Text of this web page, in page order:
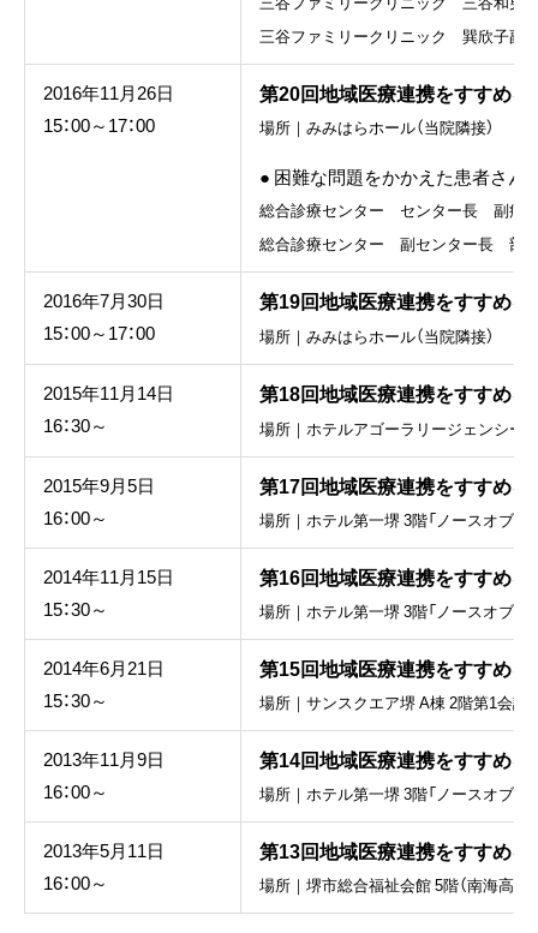
三谷ファミリークリニック 巽欣子副
2016年11月26日
15：00～17：00
第20回地域医療連携をすすめる
場所｜みみはらホール（当院隣接）
● 困難な問題をかかえた患者さん
総合診療センター センター長 副病
総合診療センター 副センター長 部
2016年7月30日
15：00～17：00
第19回地域医療連携をすすめる
場所｜みみはらホール（当院隣接）
2015年11月14日
16：30～
第18回地域医療連携をすすめる
場所｜ホテルアゴーラリージェンシー
2015年9月5日
16：00～
第17回地域医療連携をすすめる
場所｜ホテル第一堺 3階「ノースオブフ
2014年11月15日
15：30～
第16回地域医療連携をすすめる
場所｜ホテル第一堺 3階「ノースオブフ
2014年6月21日
15：30～
第15回地域医療連携をすすめる
場所｜サンスクエア堺 A棟 2階第1会議
2013年11月9日
16：00～
第14回地域医療連携をすすめる
場所｜ホテル第一堺 3階「ノースオブフ
2013年5月11日
16：00～
第13回地域医療連携をすすめる
場所｜堺市総合福祉会館 5階（南海高野